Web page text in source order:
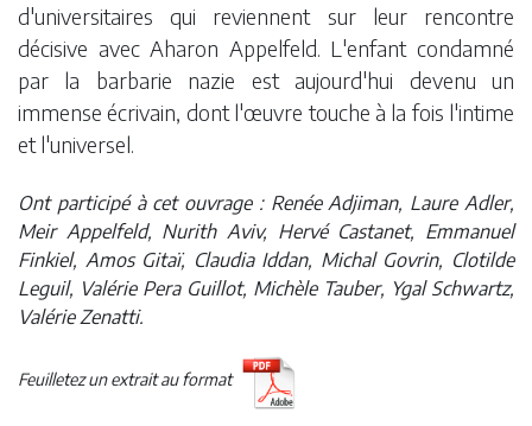
d'universitaires qui reviennent sur leur rencontre
décisive avec Aharon Appelfeld. L'enfant condamné
par la barbarie nazie est aujourd'hui devenu un
immense écrivain, dont l'œuvre touche à la fois l'intime
et l'universel.
Ont participé à cet ouvrage : Renée Adjiman, Laure Adler,
Meir Appelfeld, Nurith Aviv, Hervé Castanet, Emmanuel
Finkiel, Amos Gitaï, Claudia Iddan, Michal Govrin, Clotilde
Leguil, Valérie Pera Guillot, Michèle Tauber, Ygal Schwartz,
Valérie Zenatti.
Feuilletez un extrait au format